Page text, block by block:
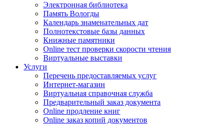
Электронная библиотека
Память Вологды
Календарь знаменательных дат
Полнотекстовые базы данных
Книжные памятники
Online тест проверки скорости чтения
Виртуальные выставки
Услуги
Перечень предоставляемых услуг
Интернет-магазин
Виртуальная справочная служба
Предварительный заказ документа
Online продление книг
Online заказ копий документов